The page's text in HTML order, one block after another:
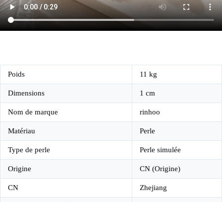
Poids 11 kg
Dimensions 1 cm
Nom de marque rinhoo
Matériau Perle
Type de perle Perle simulée
Origine CN (Origine)
CN Zhejiang